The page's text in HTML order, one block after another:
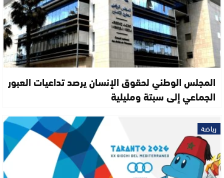
المجلس الوطني لحقوق الإنسان يرصد تداعيات العبور
الجماعي إلى سبتة ومليلية
رياضة